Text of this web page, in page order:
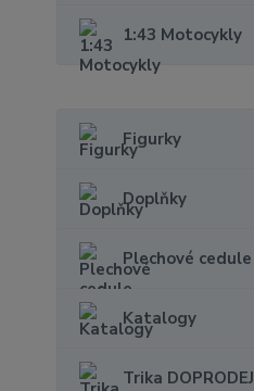
1:43 Motocykly
Figurky
Doplňky
Plechové cedule
Katalogy
Trika DOPRODEJ